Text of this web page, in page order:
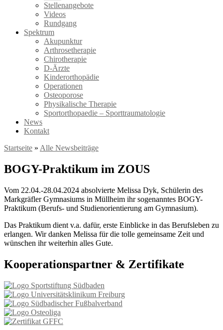
Stellenangebote
Videos
Rundgang
Spektrum
Akupunktur
Arthrosetherapie
Chirotherapie
D-Ärzte
Kinderorthopädie
Operationen
Osteoporose
Physikalische Therapie
Sportorthopaedie – Sporttraumatologie
News
Kontakt
Startseite » Alle Newsbeiträge
BOGY-Praktikum im ZOUS
Vom 22.04.-28.04.2024 absolvierte Melissa Dyk, Schülerin des
Markgräfler Gymnasiums in Müllheim ihr sogenanntes BOGY-
Praktikum (Berufs- und Studienorientierung am Gymnasium).
Das Praktikum dient v.a. dafür, erste Einblicke in das Berufsleben zu
erlangen. Wir danken Melissa für die tolle gemeinsame Zeit und
wünschen ihr weiterhin alles Gute.
Kooperationspartner & Zertifikate